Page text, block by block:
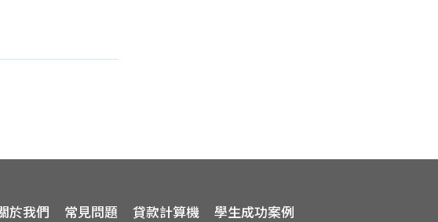
於我們 常見問題 貸款計算機 學生成功案例